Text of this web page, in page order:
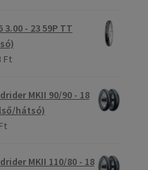
3.00 - 23 59P TT
Ft
MKII 90/90 - 18
hátsó)
MKII 110/80 - 18